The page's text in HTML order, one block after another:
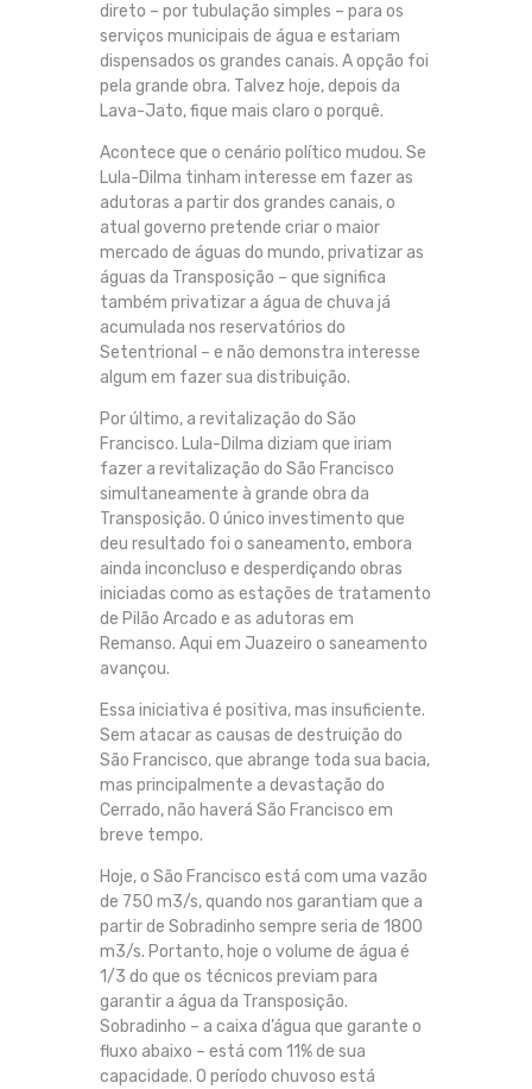
direto – por tubulação simples – para os
serviços municipais de água e estariam
dispensados os grandes canais. A opção foi
pela grande obra. Talvez hoje, depois da
Lava-Jato, fique mais claro o porquê.
Acontece que o cenário político mudou. Se
Lula-Dilma tinham interesse em fazer as
adutoras a partir dos grandes canais, o
atual governo pretende criar o maior
mercado de águas do mundo, privatizar as
águas da Transposição – que significa
também privatizar a água de chuva já
acumulada nos reservatórios do
Setentrional – e não demonstra interesse
algum em fazer sua distribuição.
Por último, a revitalização do São
Francisco. Lula-Dilma diziam que iriam
fazer a revitalização do São Francisco
simultaneamente à grande obra da
Transposição. O único investimento que
deu resultado foi o saneamento, embora
ainda inconcluso e desperdiçando obras
iniciadas como as estações de tratamento
de Pilão Arcado e as adutoras em
Remanso. Aqui em Juazeiro o saneamento
avançou.
Essa iniciativa é positiva, mas insuficiente.
Sem atacar as causas de destruição do
São Francisco, que abrange toda sua bacia,
mas principalmente a devastação do
Cerrado, não haverá São Francisco em
breve tempo.
Hoje, o São Francisco está com uma vazão
de 750 m3/s, quando nos garantiam que a
partir de Sobradinho sempre seria de 1800
m3/s. Portanto, hoje o volume de água é
1/3 do que os técnicos previam para
garantir a água da Transposição.
Sobradinho – a caixa d’água que garante o
fluxo abaixo – está com 11% de sua
capacidade. O período chuvoso está